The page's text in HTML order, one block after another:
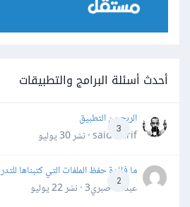
أحدث أسئلة البرامج والتطبيقات
3
الربح من التطبيق
said darif · نشر
30 يوليو
2
ما فائدة حفظ الملفات التي كتبناها
عبدالله صبري3 · نشر
22 يوليو